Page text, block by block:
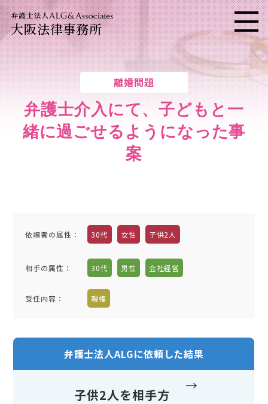
大阪法律事務所 メニ
離婚問題
弁護士介入にて、子どもと一
緒に過ごせるようになった事
案
依頼者の属性： 30代 女性 子供2人
相手の属性： 30代 男性 会社経営
受任内容： 親権
弁護士法人ALGに依頼した結果
子供2人を相手方
→